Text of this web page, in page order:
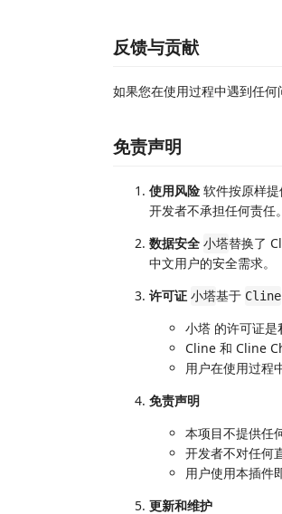
反馈与贡献
如果您在使用过程中遇到任
免责声明
使用风险 软件按原样
开发者不承担任何责任。
数据安全 小塔替换了
中文用户的安全需求。
许可证 小塔基于 Cline
小塔 的许可证
Cline 和 Cline
用户在使用过程
免责声明
本项目不提供任
开发者不对任何
用户使用本插件
更新和维护